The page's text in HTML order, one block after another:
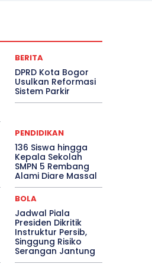
BERITA
DPRD Kota Bogor
Usulkan Reformasi
Sistem Parkir
PENDIDIKAN
136 Siswa hingga
Kepala Sekolah
SMPN 5 Rembang
Alami Diare Massal
BOLA
Jadwal Piala
Presiden Dikritik
Instruktur Persib,
Singgung Risiko
Serangan Jantung